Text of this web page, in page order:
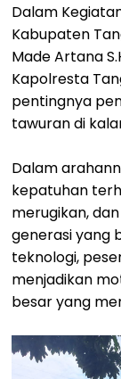
Dalam
Kabupaten
Made Artana
Kapolresta
pentingnya
tawuran di
Dalam
kepatuhan
merugikan,
generasi yang
teknologi,
menjadikan
besar yang